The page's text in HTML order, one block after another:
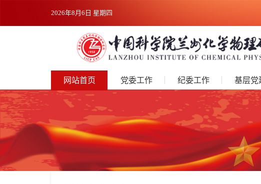
2026年8月6日 星期四
网站首页 党委工作 纪委工作 基层党